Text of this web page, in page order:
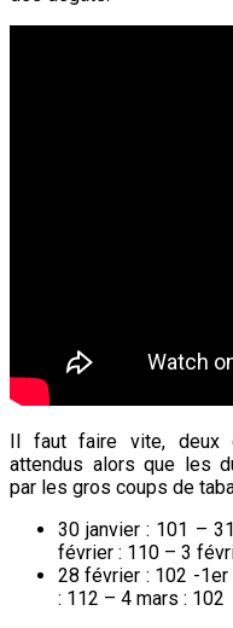
Il faut faire vite, deux
attendus alors que les
par les gros coups de
30 janvier : 101 –
février : 110 – 3
28 février : 102 -
: 112 – 4 mars : 102